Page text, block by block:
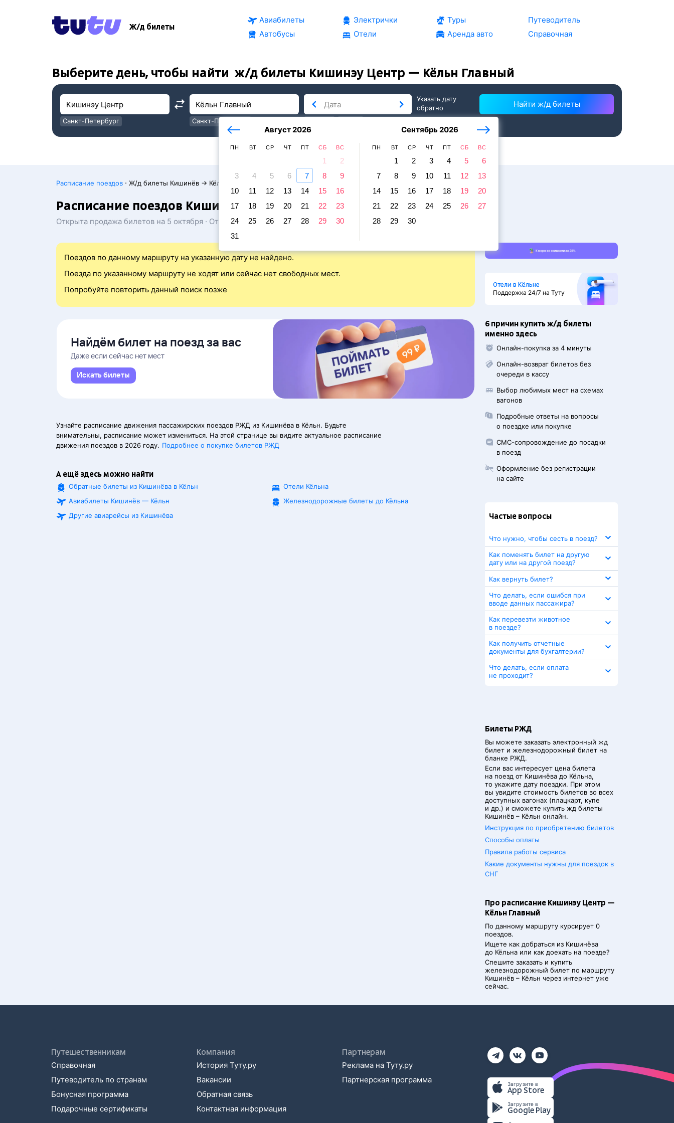
Ж/д билеты
Авиабилеты
Автобусы
Электрички
Отели
Туры
Аренда авто
Путеводитель
Справочная
Выберите день, чтобы найти ж/д билеты Кишинэу Центр — Кёльн Главный
Санкт-Петербург
Санкт-Петербург
Август 2026
ПН ВТ СР ЧТ ПТ СБ ВС
1
2
3
4 5 6 7 8
9
10
11 12 13 14 15
16
17
18 19 20 21 22
23
24
25 26 27 28 29
30
31
Сентябрь 2026
ПН ВТ СР ЧТ ПТ СБ ВС
1 2 3 4 5
6
7
8 9 10 11 12
13
14
15 16 17 18 19
20
21
22 23 24 25 26
27
28
29 30
послезавтра
Указать дату
обратно
Найти ж/д билеты
Расписание поездов · Ж/д билеты Кишинёв → Кёльн
Расписание поездов Кишинэу Центр — Кёльн Главный
Открыта продажа билетов на 5 октября · Отправление и прибытие по местному времени. Цены за 1 пассажира
Поездов по данному маршруту на указанную дату не найдено.
Поезда по указанному маршруту не ходят или сейчас нет свободных мест.
Попробуйте повторить данный поиск позже
Найдём билет на поезд за вас
Даже если сейчас нет мест
Искать билеты
Узнайте расписание движения пассажирских поездов РЖД из Кишинёва в Кёльн. Будьте
внимательны, расписание может измениться. На этой странице вы видите актуальное расписание
движения поездов в 2026 году. Подробнее о покупке билетов РЖД
А ещё здесь можно найти
Обратные билеты из Кишинёва в Кёльн
Авиабилеты Кишинёв — Кёльн
Другие авиарейсы из Кишинёва
Отели Кёльна
Железнодорожные билеты до Кёльна
Отели в Кёльне
Поддержка 24/7 на Туту
6 причин купить ж/д билеты
именно здесь
Онлайн-покупка за 4 минуты
Онлайн-возврат билетов без
очереди в кассу
Выбор любимых мест на схемах
вагонов
Подробные ответы на вопросы
о поездке или покупке
СМС-сопровождение до посадки
в поезд
Оформление без регистрации
на сайте
Частые вопросы
Что нужно, чтобы сесть в поезд?
Как поменять билет на другую
дату или на другой поезд?
Как вернуть билет?
Что делать, если ошибся при
вводе данных пассажира?
Как перевезти животное
в поезде?
Как получить отчетные
документы для бухгалтерии?
Что делать, если оплата
не проходит?
Билеты РЖД
Вы можете заказать электронный жд
билет и железнодорожный билет на
бланке РЖД.
Если вас интересует цена билета
на поезд от Кишинёва до Кёльна,
то укажите дату поездки. При этом
вы увидите стоимость билетов во всех
доступных вагонах (плацкарт, купе
и др.) и сможете купить жд билеты
Кишинёв – Кёльн онлайн.
Инструкция по приобретению билетов
Способы оплаты
Правила работы сервиса
Какие документы нужны для поездок в
СНГ
Про расписание Кишинэу Центр —
Кёльн Главный
По данному маршруту курсирует 0
поездов.
Ищете как добраться из Кишинёва
до Кёльна или как доехать на поезде?
Спешите заказать и купить
железнодорожный билет по маршруту
Кишинёв – Кёльн через интернет уже
сейчас.
Путешественникам
Справочная
Путеводитель по странам
Бонусная программа
Подарочные сертификаты
Компания
История Туту.ру
Вакансии
Обратная связь
Контактная информация
Партнерам
Реклама на Туту.ру
Партнерская программа
Загрузите в
App Store
Загрузите в
Google Play